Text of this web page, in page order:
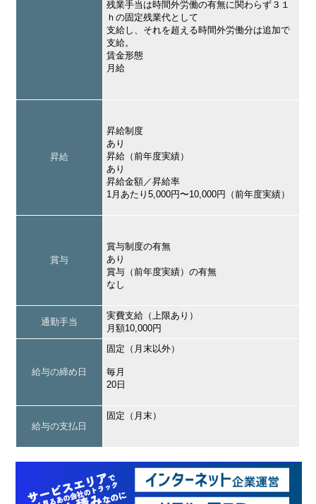
残業手当は時間外労働の有無に関わらず３１
ｈの固定残業代として
支給し、それを超える時間外労働分は追加で
支給。
賃金形態
月給
昇給
昇給制度
あり
昇給（前年度実績）
あり
昇給金額／昇給率
1月あたり5,000円〜10,000円（前年度実績）
賞与
賞与制度の有無
あり
賞与（前年度実績）の有無
なし
通勤手当
実費支給（上限あり）
月額10,000円
給与の締め日
固定（月末以外）
毎月
20日
給与の支払日
固定（月末）